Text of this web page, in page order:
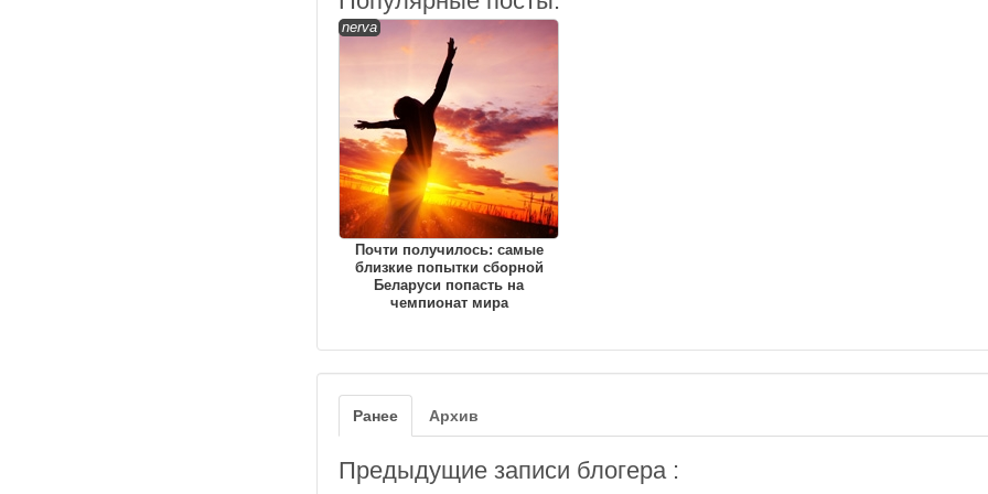
nerva
Почти получилось: самые
близкие попытки сборной
Беларуси попасть на
чемпионат мира
Ранее Архив
Предыдущие записи блогера :